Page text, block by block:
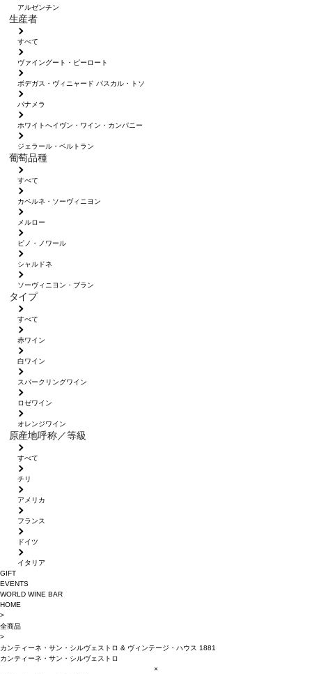
アルゼンチン
生産者
すべて
ヴァイングート・ピーロート
ボデガス・ヴィニャード パスカル・トソ
パナメラ
ホワイトへイヴン・ワイン・カンパニー
ジェラール・ベルトラン
葡萄品種
すべて
カベルネ・ソーヴィニヨン
メルロー
ピノ・ノワール
シャルドネ
ソーヴィニヨン・ブラン
タイプ
すべて
赤ワイン
白ワイン
スパークリングワイン
ロゼワイン
オレンジワイン
原産地呼称／等級
すべて
チリ
アメリカ
フランス
ドイツ
イタリア
GIFT
EVENTS
WORLD WINE BAR
HOME
>
全商品
>
カンティーネ・サン・シルヴェストロ & ヴィンテージ・ハウス 1881
カンティーネ・サン・シルヴェストロ
×